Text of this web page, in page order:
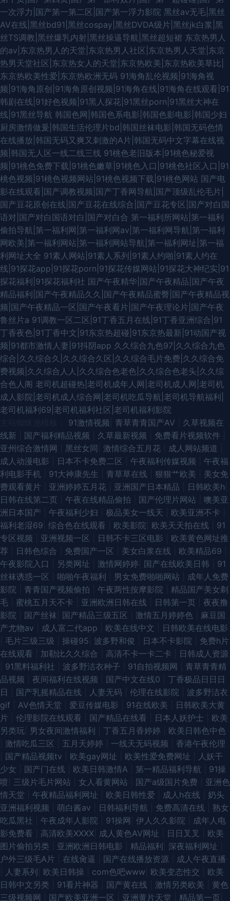
一次浮力|国产第一第二区|国产第一浮力影院 黑丝av无毛|黑丝
AV在线|黑丝bd91|黑丝cospay|黑丝DVDA级片|黑丝jk白浆|黑
丝TS调教|黑丝爆乳内射|黑丝操逼导航|黑丝超短裙 东京热男人
的av|东京热男人的天堂|东京热男人社区|东京热男人天堂|东京
热男天堂社区|东京热女人的天堂|东京热欧美|东京热欧美草比|
东京热欧美性爱|东京热欧洲无码 91海角乱伦视频|91海角视
频|91海角原创|91海角原创视频|91海角在线|91海角在线观看|91
韩剧在线|91好色视频|91黑人探花|91黑丝porn|91黑丝大神在
线|91黑丝导航 韩国色网|韩国色系电影|韩国色影电影|韩国少妇
厨房激情做爰|韩国生活伦理片bd|韩国丝袜电影|韩国无码色情
在线播放|韩国无码又爽又刺激的A片|韩国无码中文字幕在线视
频|韩国无人区一线二线三线 91桃色老旧版本|91桃色秘爱视
频|91桃色免费下载|91桃色嫩草|91桃色入口|91桃色社区入口|91
桃色视频|91桃色视频网站|91桃色视频下载|91桃色网站 国产电
影在线观看|国产调教视频|国产丁香网导航|国产顶级乱伦毛片|
国产豆花原创在线|国产豆花在线综合|国产豆花专区|国产对白国
语对|国产对白国语对白|国产对白合 第一福利所网站|第一福利
偷拍导航|第一福利网|第一福利网av|第一福利网导航|第一福利
网欧美|第一福利网站|第一福利网站导航|第一福利网址|第一福
利网址大全 91素人网站|91素人系列|91素人约啪|91素人约在
线|91探花app|91探花porn|91探花传媒网站|91探花大神纪实|91
探花福利|91探花福利社 国产午夜精华|国产午夜精品|国产午夜
精品福利|国产午夜精品久久|国产午夜精品蜜臀|国产午夜精品视
频|国产午夜精品一区|国产午夜看片|国产午夜理论片|国产午夜
鲁丝片a 91调教一区二区|91丁香五月在线|91丁香亚洲综合|91
丁香夜色|91丁香中文|91东京热超碰|91东京热最新|91动国产视
频|91都市激情人妻|91抖阴app 久久综合九色97|久久综合九色
综合|久久综合久|久久综合久区|久久综合毛片免费|久久综合免
费视频|久久综合人人|久久综合色老色|久久综合色老头|久久综
合色人阁 老司机超碰热|老司机成年人网|老司机成人网|老司机
成人影院|老司机成人综合网|老司机吃瓜导航|老司机导航福利|
老司机福利69|老司机福利社区|老司机福利影院
91激情视频 青草青青国产AⅤ
久草视频在
线新
国产福利精品视频 久草最新视频 免费看片视频软件
亚州综合激情网
黑丝女同 激情综合五月花 成人网站频道
成人动漫电影
日本不卡免费二区 午夜福利传媒视频
午夜福
利电影手机
91大神康先生 青草草在线 狠狠艹欧美
美女免
费观看黄片
亚洲婷婷五月花 亚洲国产日本精品 日韩欧美h
日韩在线第二页
午夜在线精品偷拍 国产伦理片网站
噢美亚
洲日本国产
午夜福利少妇 极品美女一线天 欧美亚洲不卡
福利老湿69 综合色在线观看 欧美影院 欧美天天拍在线
91
专区视频
亚洲视频一区 日韩不卡三区电影
欧美黄色网址推
荐
日韩色综合 免费国产一区 美女白浆在线 欧美精品69
午夜影院入口
另类网址 激情网婷婷 国产在线欧美日韩
91
丝袜诱惑一区
啪啪午夜福利 男女免费啪啪网站
成年人免费
影院
青青国产视频偷拍 午夜两性按摩影院
精品国产美女剃
毛
蜜桃五月天不卡 亚洲欧洲日韩在线 日韩第一页
夜夜撸
影院
国产丝袜 国产精品三级五区 激情五月婷婷色
麻豆国
产尤物av
成人富二代app 欧美在线中文
日韩欧美在线电影
毛片三级三级 操碰95 波多野和俊 日本不卡影院
免费h片
在线观看
加勒比久久综合 高清不卡一卡二卡
日韩成人资源
91黑料福利社 波多野洁衣种子 91自拍视频网
青草青青精
品视频
夜间福利在线视频 国产中文在线0
丁香极品日日日
日
国产乳摇精品在线 人妻无码 伦理在线影院
波多野洁衣
gif
AV色情天堂 爱豆传媒电影 91在线欧美
日韩欧美大黄
片
伦理影院在线观看 国产精品在线看 日本人妖护士
欧美
另类玩 男女夜间激情福利 丁香五月香婷婷
欧美日韩色中色
激情吃瓜三区 五月天婷婷 一线天无码视频
香港午夜伦理
国产精品视频tv 欧美gay网址 欧美性爱免费网址
人妖干
少女
国产门在线 欧美日韩激情A 第一精品福利导航
91操
喷 三级片毛片网站 女人看黄网站 国产a级国片免费
亚洲色
情天堂
午夜精品福利网址 欧美日韩性爱 成人h在线
奶头
亚洲福利视频
萌白酱av 日韩福利导航 免费高清在线
熟女
吃瓜黑社
午夜成年人影院 91操网 伊人久久影院
成年人电
影免费看
高清欧美XXXX 成人黄色AV网址 日日叉叉
欧美
图片偷拍另类
亚洲欧洲日韩电影 精品福利 深夜福利网址
户外三级毛A片
在线肏逼 国产在线播放资源
成人午夜直播
人妻系列 欧美日韩操 com色吧www 欧美变态性交
欧美
日韩中文另类
91看片神器 国产黄在线 激情另类欧美
黄色
三级视频网
国产欧美亚洲一区 亚洲黄片天堂 精品第一页